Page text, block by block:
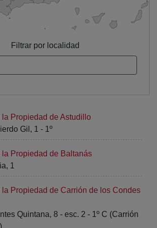
Filtrar por localidad
la Propiedad de Astudillo
Gil, 1 - 1º
la Propiedad de Baltanás
1
la Propiedad de Carrión de los Condes
Quintana, 8 - esc. 2 - 1º C (Carrión